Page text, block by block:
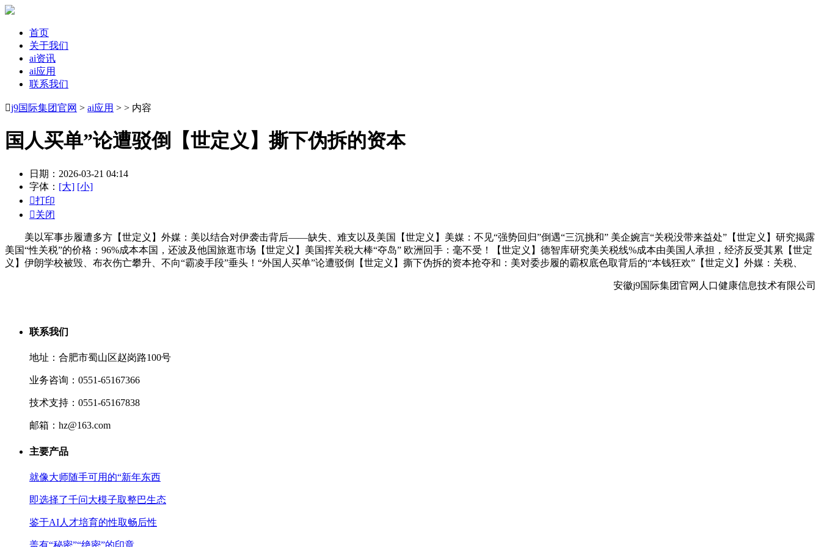
首页
关于我们
ai资讯
ai应用
联系我们
j9国际集团官网 > ai应用 > > 内容
国人买单”论遭驳倒【世定义】撕下伪拆的资本
日期：2026-03-21 04:14
字体： [大] [小]
打印
关闭
美以军事步履遭多方【世定义】外媒：美以结合对伊袭击背后——缺失、难支以及美国【世定义】美媒：不见“强势回归”倒遇“三沉挑和” 美企婉言“关税没带来益处”【世定义】研究揭露
美国“性关税”的价格：96%成本本国，还波及他国旅逛市场【世定义】美国挥关税大棒“夺岛” 欧洲回手：毫不受！【世定义】德智库研究美关税线%成本由美国人承担，经济反受其累【世定
义】伊朗学校被毁、布衣伤亡攀升、不向“霸凌手段”垂头！“外国人买单”论遭驳倒【世定义】撕下伪拆的资本抢夺和：美对委步履的霸权底色取背后的“本钱狂欢”【世定义】外媒：关税、
安徽j9国际集团官网人口健康信息技术有限公司
联系我们
地址：合肥市蜀山区赵岗路100号
业务咨询：0551-65167366
技术支持：0551-65167838
邮箱：hz@163.com
主要产品
就像大师随手可用的“新年东西
即选择了千问大模子取整巴生态
鉴于AI人才培育的性取畅后性
盖有“秘密”“绝密”的印章